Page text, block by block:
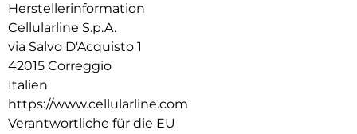
Herstellerinformation
Cellularline S.p.A.
via Salvo D'Acquisto 1
42015 Correggio
Italien
https://www.cellularline.com
Verantwortliche für die EU